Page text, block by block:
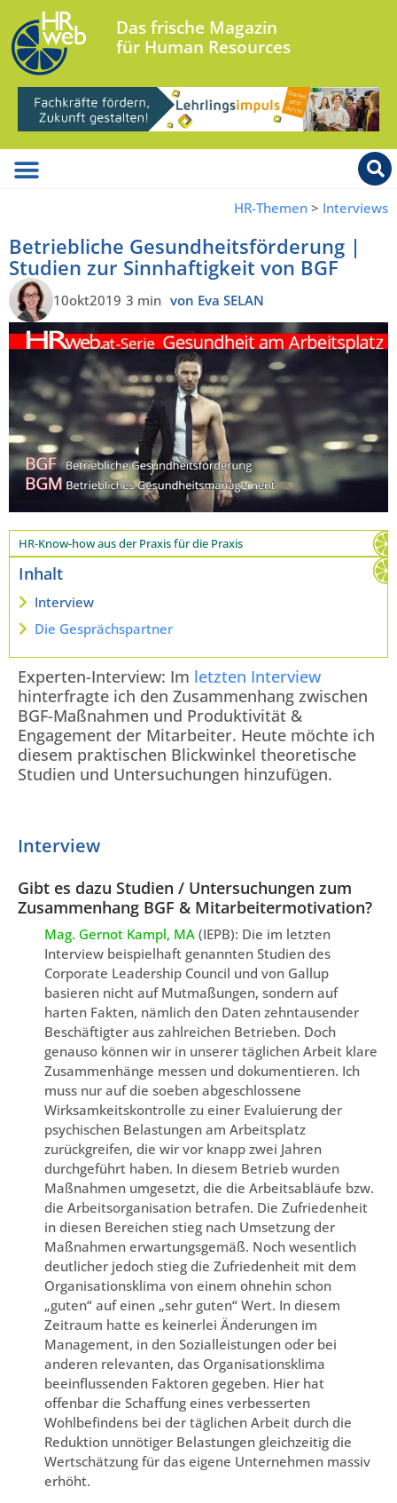
Das frische Magazin
für Human Resources
HR-Themen > Interviews
Betriebliche Gesundheitsförderung |
Studien zur Sinnhaftigkeit von BGF
10okt2019 3 min von Eva SELAN
HR-Know-how aus der Praxis für die Praxis
Inhalt
Interview
Die Gesprächspartner
Experten-Interview: Im letzten Interview
hinterfragte ich den Zusammenhang zwischen
BGF-Maßnahmen und Produktivität &
Engagement der Mitarbeiter. Heute möchte ich
diesem praktischen Blickwinkel theoretische
Studien und Untersuchungen hinzufügen.
Interview
Gibt es dazu Studien / Untersuchungen zum
Zusammenhang BGF & Mitarbeitermotivation?
Mag. Gernot Kampl, MA (IEPB): Die im letzten
Interview beispielhaft genannten Studien des
Corporate Leadership Council und von Gallup
basieren nicht auf Mutmaßungen, sondern auf
harten Fakten, nämlich den Daten zehntausender
Beschäftigter aus zahlreichen Betrieben. Doch
genauso können wir in unserer täglichen Arbeit klare
Zusammenhänge messen und dokumentieren. Ich
muss nur auf die soeben abgeschlossene
Wirksamkeitskontrolle zu einer Evaluierung der
psychischen Belastungen am Arbeitsplatz
zurückgreifen, die wir vor knapp zwei Jahren
durchgeführt haben. In diesem Betrieb wurden
Maßnahmen umgesetzt, die die Arbeitsabläufe bzw.
die Arbeitsorganisation betrafen. Die Zufriedenheit
in diesen Bereichen stieg nach Umsetzung der
Maßnahmen erwartungsgemäß. Noch wesentlich
deutlicher jedoch stieg die Zufriedenheit mit dem
Organisationsklima von einem ohnehin schon
„guten“ auf einen „sehr guten“ Wert. In diesem
Zeitraum hatte es keinerlei Änderungen im
Management, in den Sozialleistungen oder bei
anderen relevanten, das Organisationsklima
beeinflussenden Faktoren gegeben. Hier hat
offenbar die Schaffung eines verbesserten
Wohlbefindens bei der täglichen Arbeit durch die
Reduktion unnötiger Belastungen gleichzeitig die
Wertschätzung für das eigene Unternehmen massiv
erhöht.